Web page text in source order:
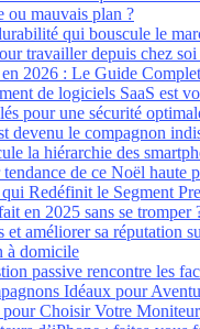
ou mauvais plan ?
qui bouscule le
travailler depuis chez soi
2026 : Le Guide
de logiciels SaaS est
pour une sécurité
devenu le compagnon
la hiérarchie des
de ce Noël haute
Redéfinit le Segment
en 2025 sans se tromper
et améliorer sa réputation
à domicile
passive rencontre les
Idéaux pour
Choisir Votre